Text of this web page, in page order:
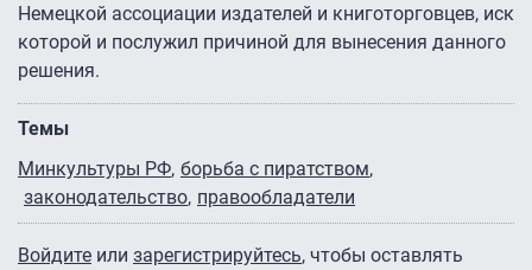
Немецкой ассоциации издателей и книготорговцев, иск
которой и послужил причиной для вынесения данного
решения.
Темы
Минкультуры РФ борьба с пиратством
законодательство правообладатели
Войдите или зарегистрируйтесь, чтобы оставлять